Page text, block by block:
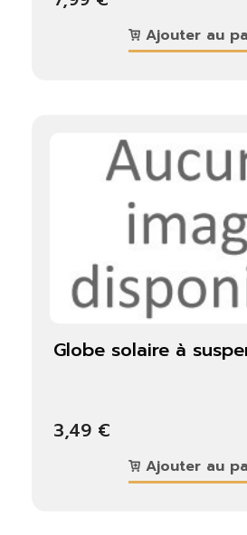
Ajouter au
globe solaire à
3,49 €
Ajouter au